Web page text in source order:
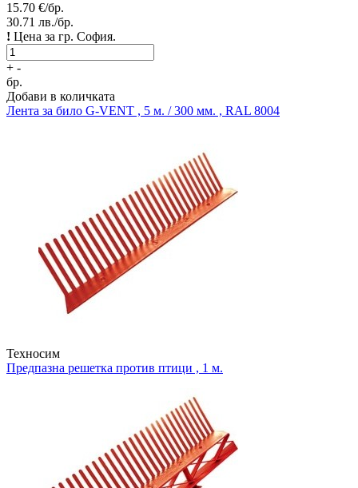
15.70 €/бр.
30.71 лв./бр.
! Цена за гр. София.
+ -
бр.
Добави в количката
Лента за било G-VENT , 5 м. / 300 мм. , RAL 8004
Техносим
Предпазна решетка против птици , 1 м.